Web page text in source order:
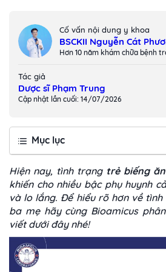
Cố vấn nội dung y khoa
BSCKII Nguyễn Cát
Hơn 10 năm khám chữa bệnh
Tác giả
Dược sĩ Phạm Trung
Cập nhật lần cuối: 14/07/2026
Mục lục
Hiện nay, tình trạng trẻ biếng ăn
khiến cho nhiều bậc phụ huynh
và lo lắng. Để hiểu rõ hơn về
ba mẹ hãy cùng Bioamicus
viết dưới đây nhé!